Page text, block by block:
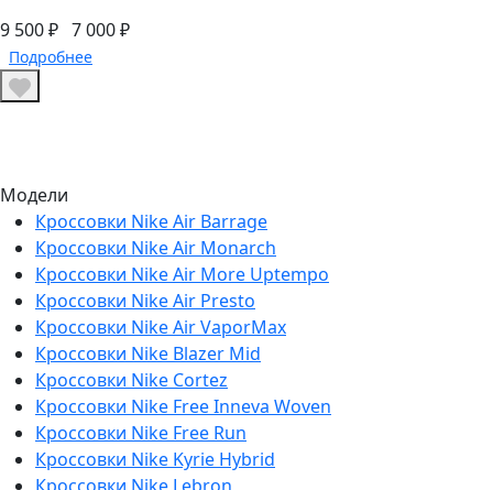
9 500 ₽ 7 000 ₽
Подробнее
Модели
Кроссовки Nike Air Barrage
Кроссовки Nike Air Monarch
Кроссовки Nike Air More Uptempo
Кроссовки Nike Air Presto
Кроссовки Nike Air VaporMax
Кроссовки Nike Blazer Mid
Кроссовки Nike Cortez
Кроссовки Nike Free Inneva Woven
Кроссовки Nike Free Run
Кроссовки Nike Kyrie Hybrid